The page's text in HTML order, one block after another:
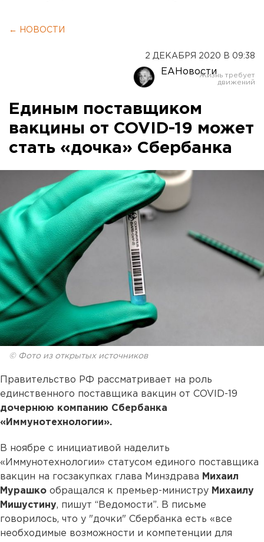
← НОВОСТИ
2 ДЕКАБРЯ 2020 В 09:38
ЕАНовости
Единым поставщиком
вакцины от COVID-19 может
стать «дочка» Сбербанка
© Фото из открытых источников
Правительство РФ рассматривает на роль
единственного поставщика вакцин от COVID-19
дочернюю компанию Сбербанка
«Иммунотехнологии».
В ноябре с инициативой наделить
«Иммунотехнологии» статусом единого поставщика
вакцин на госзакупках глава Минздрава Михаил
Мурашко обращался к премьер-министру Михаилу
Мишустину, пишут “Ведомости”. В письме
говорилось, что у "дочки" Сбербанка есть «все
необходимые возможности и компетенции для